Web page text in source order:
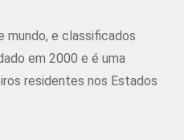
mundo, e classificados
em 2000 e é uma
residentes nos Estados